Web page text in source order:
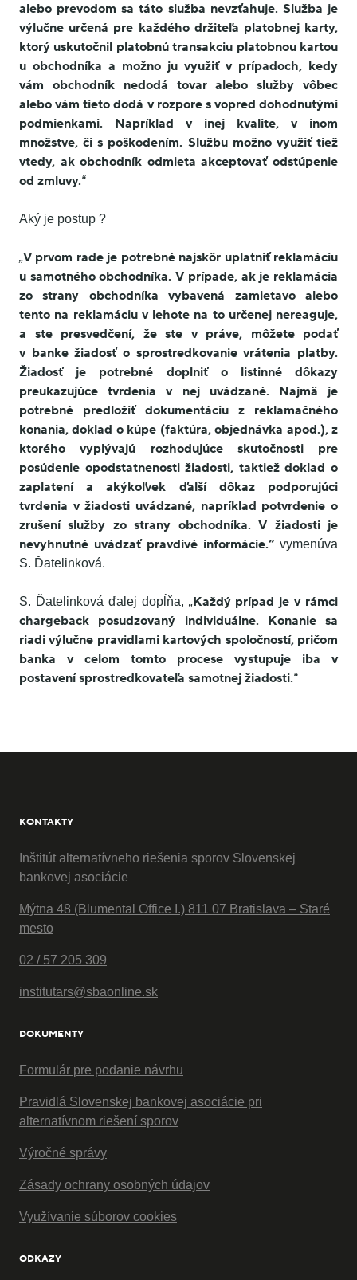
alebo prevodom sa táto služba nevzťahuje. Služba je
výlučne určená pre každého držiteľa platobnej karty,
ktorý uskutočnil platobnú transakciu platobnou kartou
u obchodníka a možno ju využiť v prípadoch, kedy
vám obchodník nedodá tovar alebo služby vôbec
alebo vám tieto dodá v rozpore s vopred dohodnutými
podmienkami. Napríklad v inej kvalite, v inom
množstve, či s poškodením. Službu možno využiť tiež
vtedy, ak obchodník odmieta akceptovať odstúpenie
od zmluvy.“
Aký je postup ?
„V prvom rade je potrebné najskôr uplatniť reklamáciu
u samotného obchodníka. V prípade, ak je reklamácia
zo strany obchodníka vybavená zamietavo alebo
tento na reklamáciu v lehote na to určenej nereaguje,
a ste presvedčení, že ste v práve, môžete podať
v banke žiadosť o sprostredkovanie vrátenia platby.
Žiadosť je potrebné doplniť o listinné dôkazy
preukazujúce tvrdenia v nej uvádzané. Najmä je
potrebné predložiť dokumentáciu z reklamačného
konania, doklad o kúpe (faktúra, objednávka apod.), z
ktorého vyplývajú rozhodujúce skutočnosti pre
posúdenie opodstatnenosti žiadosti, taktiež doklad o
zaplatení a akýkoľvek ďalší dôkaz podporujúci
tvrdenia v žiadosti uvádzané, napríklad potvrdenie o
zrušení služby zo strany obchodníka. V žiadosti je
nevyhnutné uvádzať pravdivé informácie.“ vymenúva
S. Ďatelinková.
S. Ďatelinková ďalej dopĺňa, „Každý prípad je v rámci
chargeback posudzovaný individuálne. Konanie sa
riadi výlučne pravidlami kartových spoločností, pričom
banka v celom tomto procese vystupuje iba v
postavení sprostredkovateľa samotnej žiadosti.“
KONTAKTY
Inštitút alternatívneho riešenia sporov Slovenskej
bankovej asociácie
Mýtna 48 (Blumental Office I.) 811 07 Bratislava – Staré
mesto
02 / 57 205 309
institutars@sbaonline.sk
DOKUMENTY
Formulár pre podanie návrhu
Pravidlá Slovenskej bankovej asociácie pri
alternatívnom riešení sporov
Výročné správy
Zásady ochrany osobných údajov
Využívanie súborov cookies
ODKAZY